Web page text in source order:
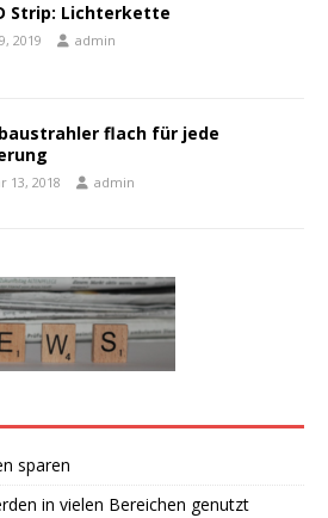
Strip: Lichterkette
2019 admin
flach für jede
13, 2018 admin
sparen
in vielen Bereichen genutzt